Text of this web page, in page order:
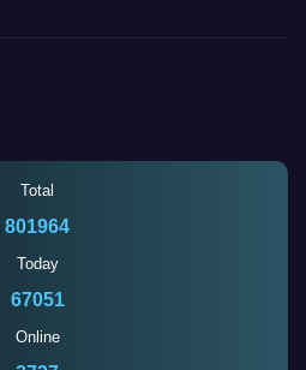
Total
801964
Today
67051
Online